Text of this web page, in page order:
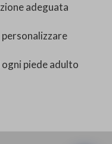
adeguata
piede adulto